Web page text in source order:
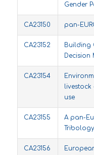
Gender
CA23150 pan-
CA23152
Building
Decision
CA23154
livestock
use
CA23155
A pan-
Tribology
CA23156